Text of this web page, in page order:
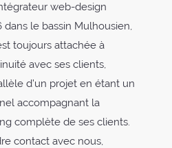
web-design
le bassin Mulhousien,
toujours attachée à
avec ses clients,
d’un projet en étant un
accompagnant la
complète de ses clients.
contact avec nous,